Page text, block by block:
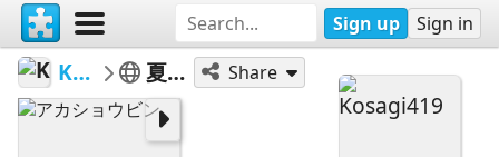
Sign up Sign in
Kosagi419 夏の鳥たち Share